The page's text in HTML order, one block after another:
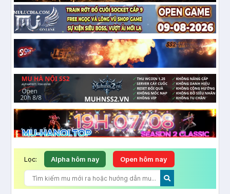
Lọc: Alpha hôm nay Open hôm nay